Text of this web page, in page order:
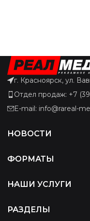
г. Красноярск, ул.
Отдел продаж: +7
E-mail: info@rareal-
НОВОСТИ
ФОРМАТЫ
НАШИ УСЛУГИ
РАЗДЕЛЫ